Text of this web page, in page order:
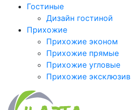
Гостиные
Дизайн гостиной
Прихожие
Прихожие эконом
Прихожие прямые
Прихожие угловые
Прихожие эксклюзив